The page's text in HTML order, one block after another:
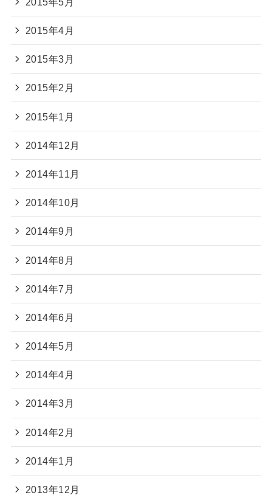
2015年4月
2015年3月
2015年2月
2015年1月
2014年12月
2014年11月
2014年10月
2014年9月
2014年8月
2014年7月
2014年6月
2014年5月
2014年4月
2014年3月
2014年2月
2014年1月
2013年12月